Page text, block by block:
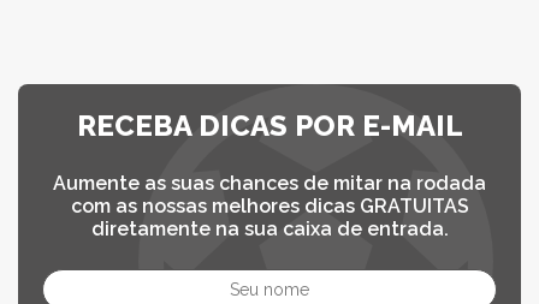
RECEBA DICAS POR E-MAIL
Aumente as suas chances de mitar na rodada
com as nossas melhores dicas GRATUITAS
diretamente na sua caixa de entrada.